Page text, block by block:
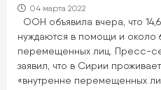
04 марта 2022
ООН объявила вчера, что
нуждаются в помощи и около
перемещенных лиц. Пресс-
заявил, что в Сирии
«внутренне перемещенных